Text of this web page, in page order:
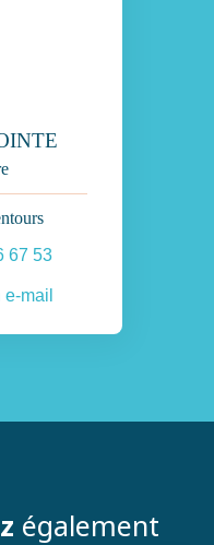
67 53
mail
également